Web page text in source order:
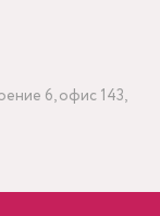
6, офис 143,